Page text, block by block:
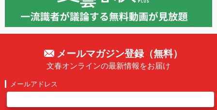
メールマガジン登録（無料）
文春オンラインの最新情報をお届け
メールアドレス